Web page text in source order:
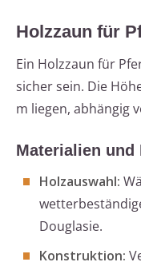
Holzzaun für
Ein Holzzaun für
sicher sein. Die
m liegen, abhängig
Materialien
Holzauswahl:
Douglasie.
Konstruktion: